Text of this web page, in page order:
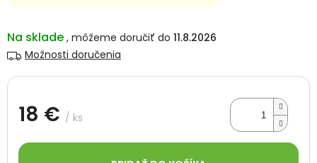
Na sklade
11.8.2026
Možnosti doručenia
18 € / ks
cena:
je
0,0
z
5